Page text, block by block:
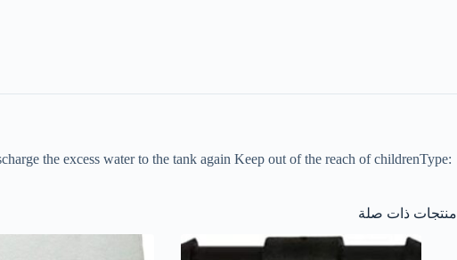
the excess water to the tank again Keep out of the reach of childrenType:
منتجات ذات صلة